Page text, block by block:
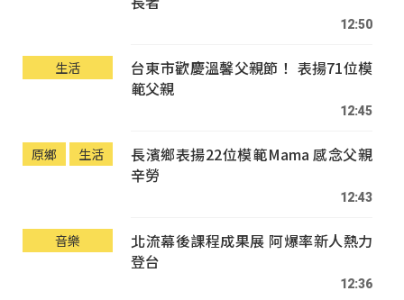
12:50
生活
台東市歡慶溫馨父親節！ 表揚71位模
範父親
12:45
原鄉 生活
長濱鄉表揚22位模範Mama 感念父親
辛勞
12:43
音樂
北流幕後課程成果展 阿爆率新人熱力
登台
12:36